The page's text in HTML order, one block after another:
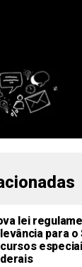
lei
para o